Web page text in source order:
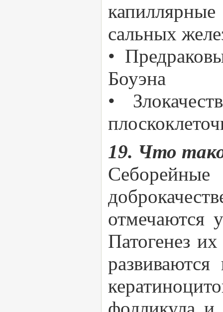
сальных
•
Боуэна
•
19. Что
отмечаются
Патогенез